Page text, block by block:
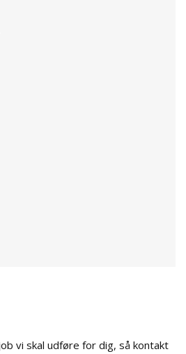
vi skal udføre for dig, så kontakt